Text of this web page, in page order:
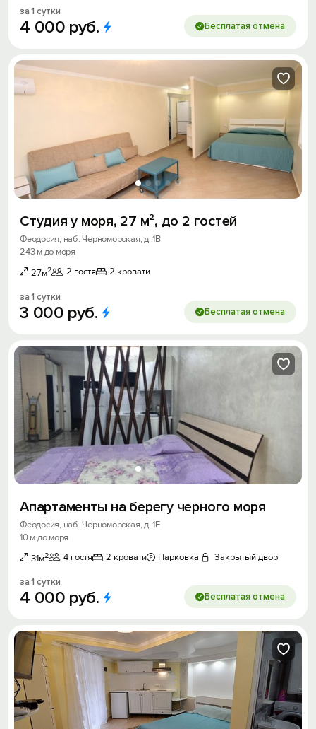
за 1 сутки
4 000 руб. Бесплатая отмена
Студия у моря, 27 м², до 2 гостей
Феодосия, наб. Черноморская, д. 1В
243 м до моря
27м2 2 гостя 2 кровати
за 1 сутки
3 000 руб. Бесплатая отмена
Апартаменты на берегу черного моря
Феодосия, наб. Черноморская, д. 1Е
10 м до моря
31м2 4 гостя 2 кровати Парковка Закрытый двор
за 1 сутки
4 000 руб. Бесплатая отмена